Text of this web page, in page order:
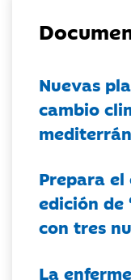
Nuevas
cambio
Prepara
edición de
con tres
La